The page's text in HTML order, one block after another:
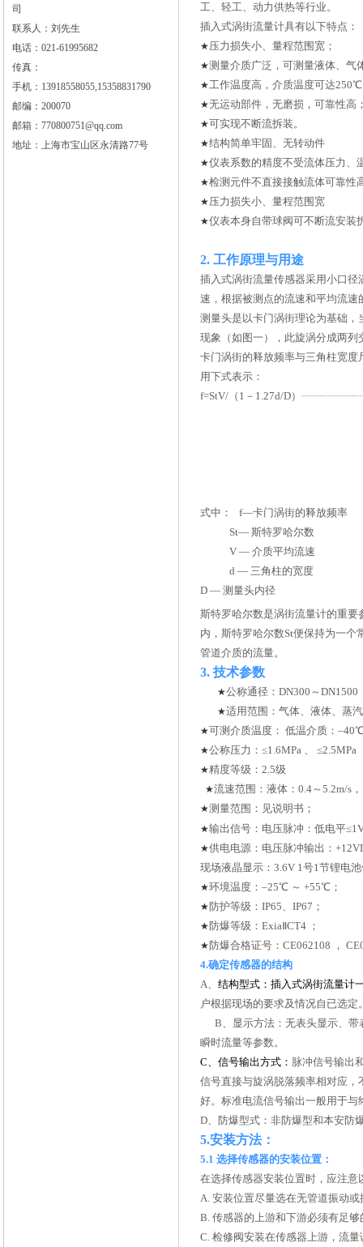
司
联系人：刘先生
电话：021-61995682
传真：
手机：13918558055,15358831790
邮编：200070
邮箱：770800751@qq.com
地址：上海市宝山区永清路77号
工、轻工、动力供热等行业。
插入式涡街流量计具有以下特点：
★压力损失小、量程范围宽 ；
★测量介质广泛，可测量液体、气
★工作温度高，介质温度可达
★无运动部件，无磨损，可靠性高
★可实现不断流拆装。
★结构简单牢固、无转动件
★仪表系数的精度不受流体压力、
★检测元件不直接接触流体可靠性
★压力损失小、量程范围宽
★仪表本身自带球阀可不断流安装
2. 工作原理与用途
插入式涡街流量传感器采用小口
速，根据被测点的流速和平均流
测量头是以卡门涡街理论为基础
现象（如图一），此旋涡分成两
卡门涡街的释放频率与三角柱宽
用下式表示：
f=StV/ （1－1.27d/D）
式中： f—卡门涡街的释放频率
St— 斯特罗哈尔数
V — 介质平均流速
d — 三角柱的宽度
D — 测量头内径
斯特罗哈尔数是涡街流量计的重
内，斯特罗哈尔数St便保持为一
管道介质的流量。
3. 技术参数
★公称通径：DN300～
★适用范围：气体、液体、蒸
★可测介质温度： 低温介质：
★公称压力：≤1.6MPa 、 ≤2.5MPa
★精度等级：2.5级
★流速范围：液体：0.4～5.2m/s
★测量范围：见说明书；
★输出信号：电压脉冲：低电平
★供电电源：电压脉冲输出：
现场液晶显示：3.6V 1号1节锂电
★环境温度：–25℃ ～ +55℃；
★ 防护等级：IP65、IP67；
★ 防爆等级：ExiaⅡCT4 ；
★ 防爆合格证号：CE062108 ，
4.确定传感器的结构
A、 结构型式：插入式涡街流量计
户根据现场的要求及情况自已选定
B、显示方法：无表头显示、
瞬时流量等参数。
C、信号输出方式： 脉冲信号输出
信号直接与旋涡脱落频率相对应
好。标准电流信号输出一般用于
D、防爆型式：非防爆型和本安防
5.安装方法：
5.1 选择传感器的安装位置：
在选择传感器安装位置时，应注意
A. 安装位置尽量选在无管道振动
B. 传感器的上游和下游必须有足够
C. 检修阀安装在传感器上游，流